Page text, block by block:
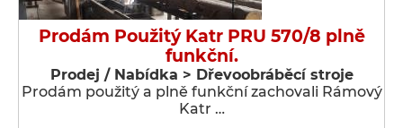
Prodám Použitý Katr PRU 570/8 plně
funkční.
Prodej / Nabídka > Dřevoobráběcí stroje
Prodám použitý a plně funkční zachovali Rámový
Katr …